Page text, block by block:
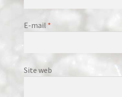
E-mail *
Site web